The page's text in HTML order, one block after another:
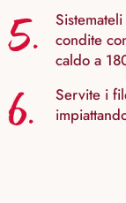
5.
condite
caldo a
6.
Servite i